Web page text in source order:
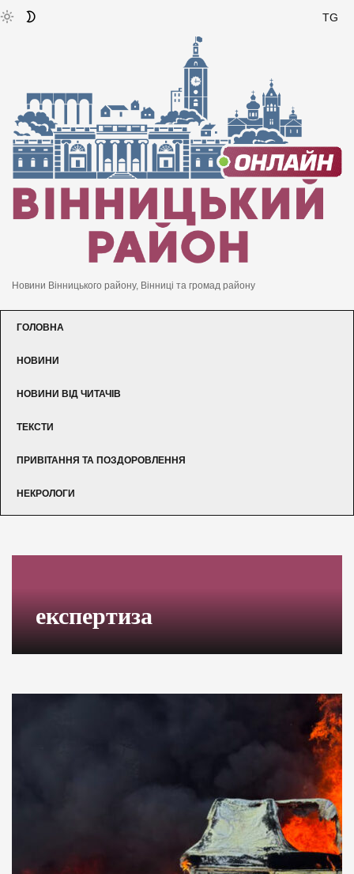
TG
Новини Вінницького району, Вінниці та громад району
ГОЛОВНА
НОВИНИ
НОВИНИ ВІД ЧИТАЧІВ
ТЕКСТИ
ПРИВІТАННЯ ТА ПОЗДОРОВЛЕННЯ
НЕКРОЛОГИ
експертиза